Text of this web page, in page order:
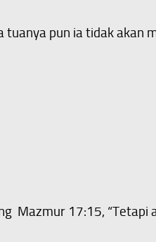
pun ia tidak akan
Mazmur 17:15, “Tetapi